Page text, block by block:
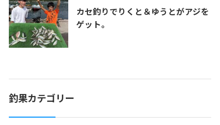
カセ釣りでりくと＆ゆうとがアジを
ゲット。
釣果カテゴリー